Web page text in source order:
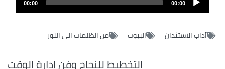
00:00
00:00
آداب الاستئذان البيوت من الظلمات الى النور
التخطيط للنجاح وفن إدارة الوقت